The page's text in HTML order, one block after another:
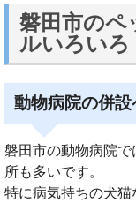
磐田市のペ
ルいろいろ
動物病院の併
磐田市の動物病院
所も多いです。
特に病気持ちの犬